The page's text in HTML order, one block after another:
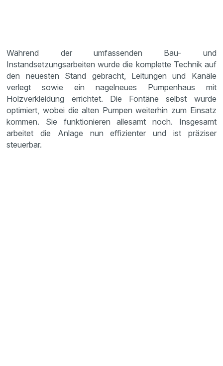
Während der umfassenden Bau- und
Instandsetzungsarbeiten wurde die komplette Technik auf
den neuesten Stand gebracht, Leitungen und Kanäle
verlegt sowie ein nagelneues Pumpenhaus mit
Holzverkleidung errichtet. Die Fontäne selbst wurde
optimiert, wobei die alten Pumpen weiterhin zum Einsatz
kommen. Sie funktionieren allesamt noch. Insgesamt
arbeitet die Anlage nun effizienter und ist präziser
steuerbar.